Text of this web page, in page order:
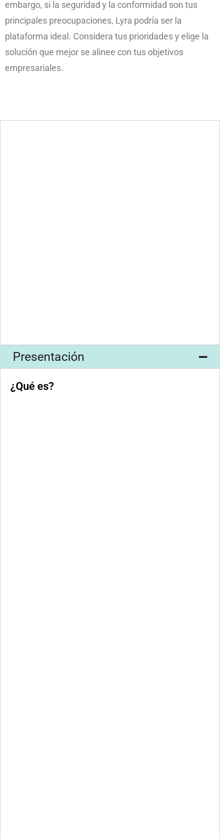
embargo, si la seguridad y la conformidad son tus
principales preocupaciones, Lyra podría ser la
plataforma ideal. Considera tus prioridades y elige la
solución que mejor se alinee con tus objetivos
empresariales.
Presentación
¿Qué es?